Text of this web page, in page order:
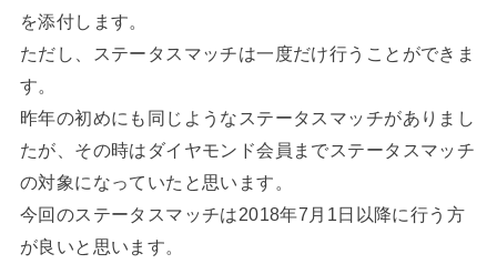
を添付します。
ただし、ステータスマッチは一度だけ行うことができま
す。
昨年の初めにも同じようなステータスマッチがありまし
たが、その時はダイヤモンド会員までステータスマッチ
の対象になっていたと思います。
今回のステータスマッチは2018年7月1日以降に行う方
が良いと思います。